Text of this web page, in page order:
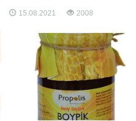
vitamini ilə də zəngindir. Yemiş gözdə
katarakta yaranmasının qarşısını alır,
gücləndirir, sidikqovucudur
15.08.2021 2008